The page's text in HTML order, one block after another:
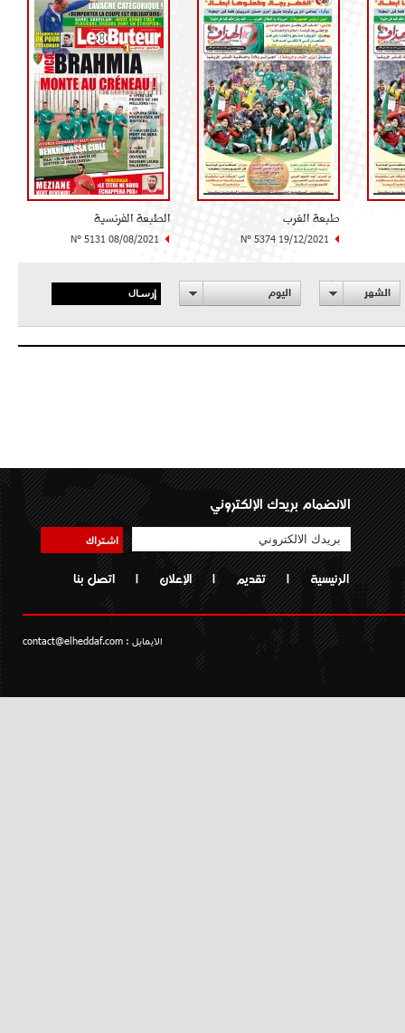
طبعة الغرب
N° 5374 19/12/2021
الطبعة الفرنسية
N° 5131 08/08/2021
الشهر اليوم إرسال
الانضمام بريدك الإلكتروني
اشتراك
الرئيسية | تقديم | الإعلان | اتصل بنا
الايمايل : contact@elheddaf.com